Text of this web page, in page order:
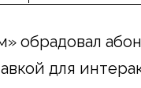
обрадовал
для